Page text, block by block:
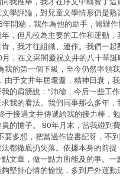
學評論，對兒童文學情形仍是熟
開端，我作為他的助手，籌辦
，但凡較為主要的工作和運動，
，我才往組織、運作。我們一起
月，在文采閣慶祝文井的八十華
我的第一個下級，至今仍然率領
由于文井年屆耄耋，精神日衰，
的肩膀說：“沛德，今后一些工
我的看法。我們同事那么多年，
于接過文井傳遞給我的接力棒，
的擔子。 80年月末，當我碰到
要多想，把當過作協書記呀，不
都徹底扔失落。依據本身的前提
文章，做一點力所能及的事。一
堅持心情的愉悅，多到戶外運動